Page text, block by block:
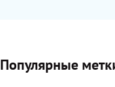
Популярные